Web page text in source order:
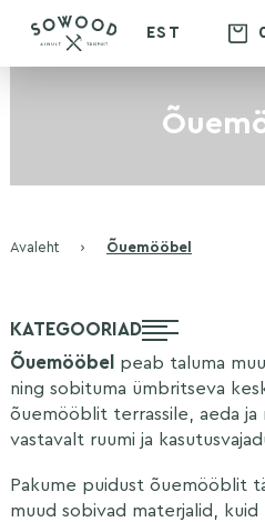
EST
Avaleht › Õuemööbel
KATEGOORIAD
Õuemööbel
peab taluma
ning sobituma ümbritseva
õuemööblit terrassile, aeda ja
vastavalt ruumi ja
Pakume puidust õuemööblit
muud sobivad materjalid, kuid